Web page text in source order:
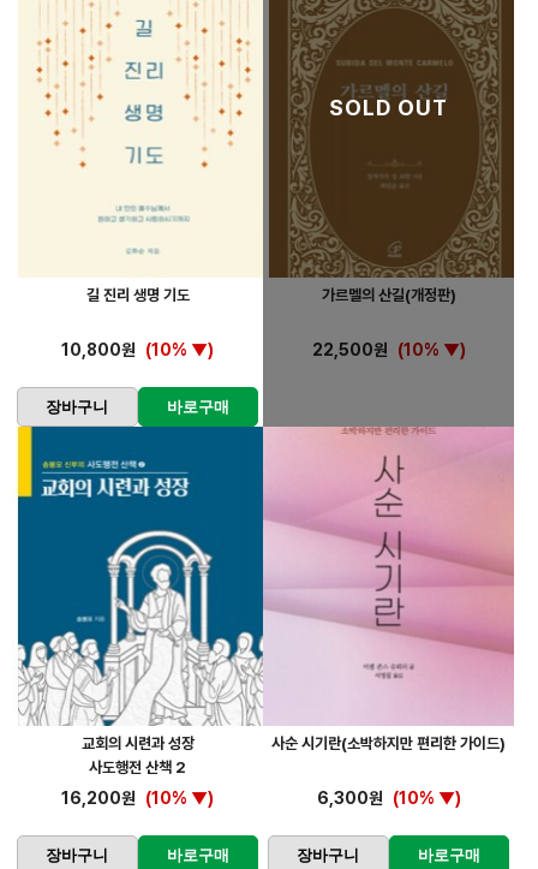
길 진리 생명 기도
10,800원 (10% ▼)
장바구니 바로구매
SOLD OUT
가르멜의 산길(개정판)
22,500원 (10% ▼)
교회의 시련과 성장
사도행전 산책 2
16,200원 (10% ▼)
장바구니 바로구매
사순 시기란(소박하지만 편리한 가이드)
6,300원 (10% ▼)
장바구니 바로구매